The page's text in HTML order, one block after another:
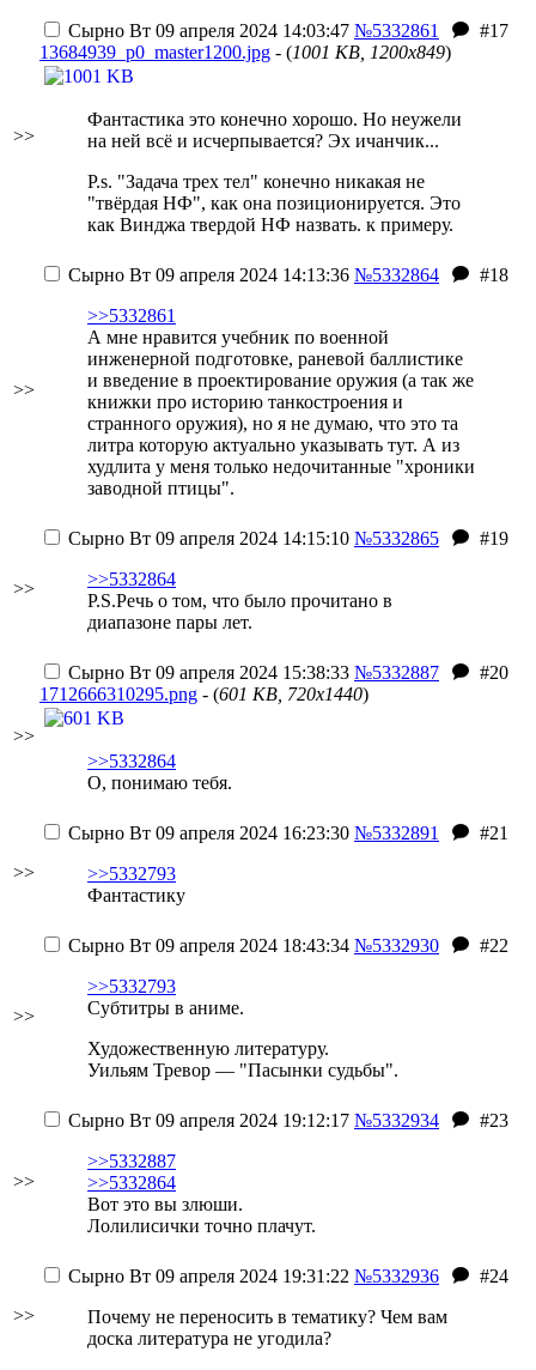
>>
Сырно Вт 09 апреля 2024 14:03:47 №5332861
#17
13684939_p0_master1200.jpg - (1001 KB, 1200x849)
Фантастика это конечно хорошо. Но неужели
на ней всё и исчерпывается? Эх ичанчик...
P.s. "Задача трех тел" конечно никакая не
"твёрдая НФ", как она позиционируется. Это
как Винджа твердой НФ назвать. к примеру.
>>
Сырно Вт 09 апреля 2024 14:13:36 №5332864
#18
>>5332861
А мне нравится учебник по военной
инженерной подготовке, раневой баллистике
и введение в проектирование оружия (а так же
книжки про историю танкостроения и
странного оружия), но я не думаю, что это та
литра которую актуально указывать тут. А из
худлита у меня только недочитанные "хроники
заводной птицы".
>>
Сырно Вт 09 апреля 2024 14:15:10 №5332865
#19
>>5332864
P.S.Речь о том, что было прочитано в
диапазоне пары лет.
>>
Сырно Вт 09 апреля 2024 15:38:33 №5332887
#20
1712666310295.png - (601 KB, 720x1440)
>>5332864
О, понимаю тебя.
>>
Сырно Вт 09 апреля 2024 16:23:30 №5332891
#21
>>5332793
Фантастику
>>
Сырно Вт 09 апреля 2024 18:43:34 №5332930
#22
>>5332793
Субтитры в аниме.
Художественную литературу.
Уильям Тревор — "Пасынки судьбы".
>>
Сырно Вт 09 апреля 2024 19:12:17 №5332934
#23
>>5332887
>>5332864
Вот это вы злюши.
Лолилисички точно плачут.
>>
Сырно Вт 09 апреля 2024 19:31:22 №5332936
#24
Почему не переносить в тематику? Чем вам
доска литература не угодила?